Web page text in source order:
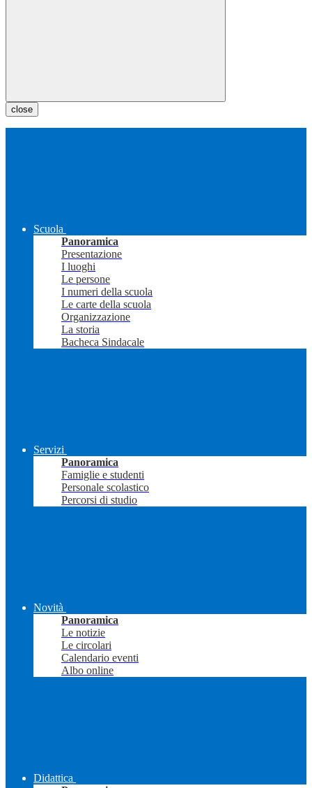
close
Scuola
Panoramica
Presentazione
I luoghi
Le persone
I numeri della scuola
Le carte della scuola
Organizzazione
La storia
Bacheca Sindacale
Servizi
Panoramica
Famiglie e studenti
Personale scolastico
Percorsi di studio
Novità
Panoramica
Le notizie
Le circolari
Calendario eventi
Albo online
Didattica